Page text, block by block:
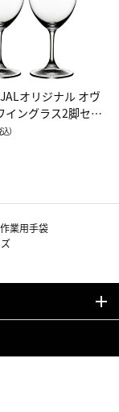
オリジナル オヴ
イングラス2脚セッ
イン）
込）
作業用手袋